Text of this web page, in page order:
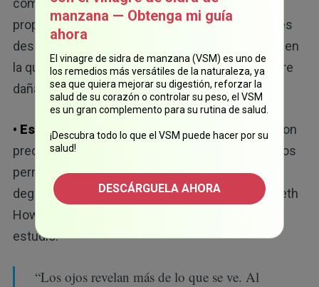
como Nueva Zelanda Obesa (NZO), que es
propensa a la disfunción metabólica, los animales
desarrollaron retinopatía diabética, una afección en
la que los niveles elevados de azúcar en la sangre
dañan los vasos sanguíneos del ojo.
• Estas diferencias no fueron aleatorias:
fueron
predecibles. Los cambios moleculares en los ojos
permiten predecir con precisión qué tipo de
degeneración se producirá. De acuerdo con Gareth
Howell, profesor de JAX y autor principal del
estudio:
“Los ojos revelan más de lo que se ve. Al
manzana — Obtenga mi guía
ahora
El vinagre de sidra de manzana (VSM) es uno de
los remedios más versátiles de la naturaleza, ya
sea que quiera mejorar su digestión, reforzar la
salud de su corazón o controlar su peso, el VSM
es un gran complemento para su rutina de salud.
¡Descubra todo lo que el VSM puede hacer por su
salud!
DESCÁRGUELA AHORA